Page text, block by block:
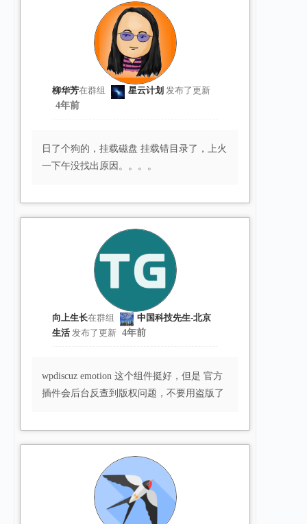
柳华芳在群组 星云计划 发布了更新
4年前
日了个狗的，挂载磁盘 挂载错目录了，上火
一下午没找出原因。。。。
向上生长在群组
中国科技先生-北京
生活发布了更新 4年前
wpdiscuz emotion 这个组件挺好，但是 官方
插件会后台反查到版权问题，不要用盗版了